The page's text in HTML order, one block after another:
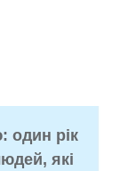
один рік
які